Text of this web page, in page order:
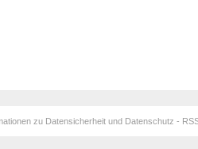
zu Datensicherheit und Datenschutz -